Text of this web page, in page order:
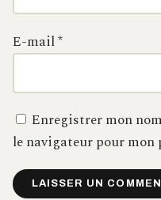
E-mail*
Enregistrer mon
le navigateur pour